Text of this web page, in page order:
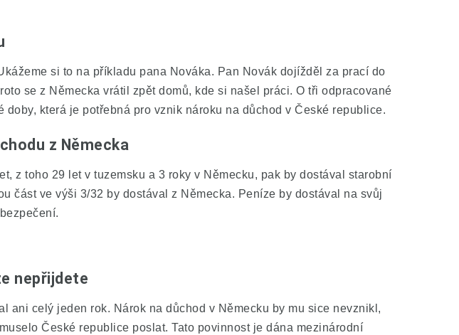
si to na příkladu pana Nováka. Pan Novák dojížděl za prací do
se z Německa vrátil zpět domů, kde si našel práci. O tři odpracované
která je potřebná pro vznik nároku na důchod v České republice.
z Německa
z toho 29 let v tuzemsku a 3 roky v Německu, pak by dostával starobní
část ve výši 3/32 by dostával z Německa. Peníze by dostával na svůj
nepřijdete
ani celý jeden rok. Nárok na důchod v Německu by mu sice nevznikl,
České republice poslat. Tato povinnost je dána mezinárodní